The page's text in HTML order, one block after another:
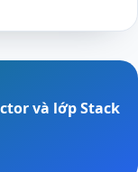
và lớp Stack